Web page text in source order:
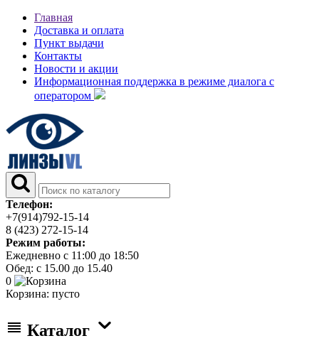
Главная
Доставка и оплата
Пункт выдачи
Контакты
Новости и акции
Информационная поддержка в режиме диалога с
оператором
Телефон:
+7(914)792-15-14
8 (423) 272-15-14
Режим работы:
Ежедневно с 11:00 до 18:50
Обед: с 15.00 до 15.40
0
Корзина: пусто
Каталог